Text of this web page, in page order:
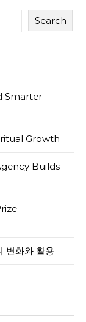
Search
Smarter
Growth
Builds
변화와 활용